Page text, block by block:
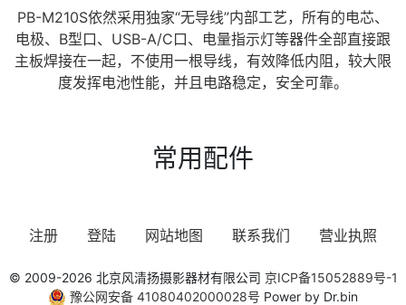
PB-M210S依然采用独家“无导线”内部工艺，所有的电芯、
电极、B型口、USB-A/C口、电量指示灯等器件全部直接跟
主板焊接在一起，不使用一根导线，有效降低内阻，较大限
度发挥电池性能，并且电路稳定，安全可靠。
常用配件
注册 登陆 网站地图 联系我们 营业执照
© 2009-2026 北京风清扬摄影器材有限公司 京ICP备15052889号-1
豫公网安备 41080402000028号 Power by Dr.bin